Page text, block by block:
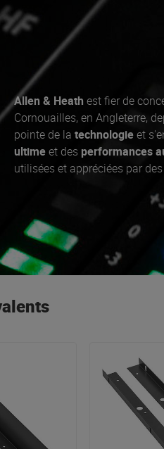
Allen & Heath est fier de
Cornouailles, en Angleterre,
pointe de la technologieet
ultimeet des performances
utilisées et appréciées par
. Découvrez la